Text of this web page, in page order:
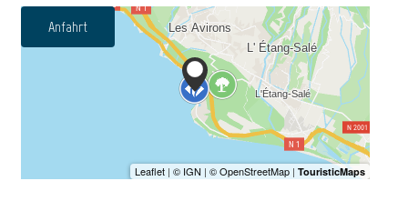
Anfahrt